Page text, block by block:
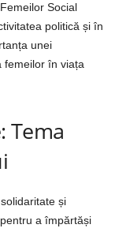
Social
politică și în
unei
femeilor în viața
Tema
și
a împărtăși